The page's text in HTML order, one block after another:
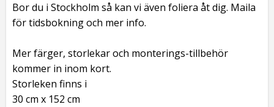
Bor du i Stockholm så kan vi även foliera åt dig. Maila
för tidsbokning och mer info.
Mer färger, storlekar och monterings-tillbehör
kommer in inom kort.
Storleken finns i
30 cm x 152 cm